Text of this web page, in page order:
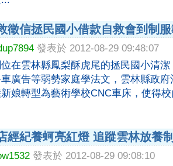
徵信拯民國小借款自救會到制
發表於 2012-08-29 09:48:07
在雲林縣鳳梨酥虎尾的拯民國小清
廣告等弱勢家庭學法文，雲林縣政
娘轉型為藝術學校CNC車床，使得
經紀養蚵亮紅燈 追蹤雲林放養
發表於 2012-08-29 09:08:10